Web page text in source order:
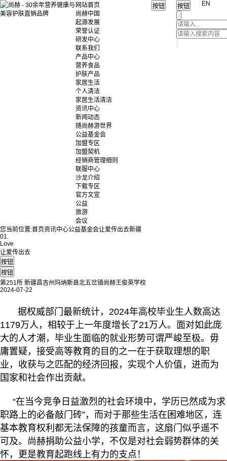
网站首页
尚赫中国
起源发展
荣誉认证
研发中心
联系我们
产品中心
营养食品
护肤产品
家居生活
个人清洁
家居生活清洁
资讯中心
新闻动态
随尚赫游世界
公益基金会
加盟专区
加盟契机
经销商管理细则
联服中心
沙龙介绍
下载专区
官方文宣
公益
旅游
会议
EN
您当前位置:首页资讯中心公益基金会让爱传出去新疆
01.
Love
让爱传出去
第251所 新疆昌吉州玛纳斯县北五岔镇尚赫王俊英学校
2024-07-22
据权威部门最新统计，2024年高校毕业生人数高达
1179万人，相较于上一年度增长了21万人。面对如此庞
大的人才潮，毕业生面临的就业形势可谓严峻至极。毋
庸置疑，接受高等教育的目的之一在于获取理想的职
业，收获与之匹配的经济回报，实现个人价值，进而为
国家和社会作出贡献。
“在当今竞争日益激烈的社会环境中，学历已然成为求
职路上的必备敲门砖”，而对于那些生活在困难地区，连
基本教育权利都无法保障的孩童而言，这扇门似乎遥不
可及。尚赫捐助公益小学，不仅是对社会弱势群体的关
怀，更是教育起跑线上有力的支点！